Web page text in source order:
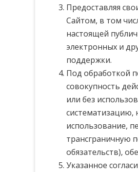
Предоставляя
Сайтом, в том
настоящей
электронных и
поддержки.
Под обработкой
совокупность
или без
систематизацию,
использование,
трансграничную
обязательств),
Указанное